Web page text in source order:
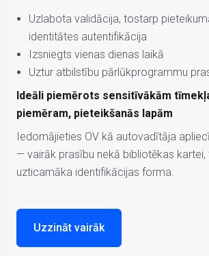
Uzlabota validācija, tostarp
identitātes autentifikācija
Izsniegts vienas dienas laikā
Uztur atbilstību pārlūkprogrammu
Ideāli piemērots sensitīvākām
piemēram, pieteikšanās lapām
Iedomājieties OV kā autovadītāja
— vairāk prasību nekā bibliotēkas kartei,
uzticamāka identifikācijas forma.
Uzzināt vairāk